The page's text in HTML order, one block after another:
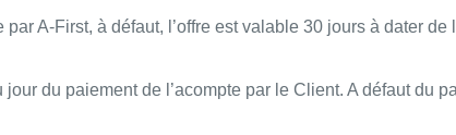
A-First, à défaut, l’offre est valable 30 jours à dater de
du paiement de l’acompte par le Client. A défaut du